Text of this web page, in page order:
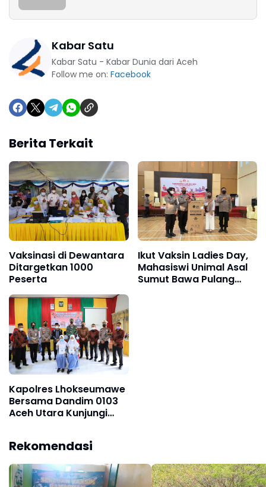
Kabar Satu
Kabar Satu - Kabar Dunia dari Aceh
Follow me on: Facebook
Berita Terkait
Vaksinasi di Dewantara
Ditargetkan 1000
Peserta
Ikut Vaksin Ladies Day,
Mahasiswi Unimal Asal
Sumut Bawa Pulang
Kapolres Lhokseumawe
Bersama Dandim 0103
Aceh Utara Kunjungi
Rekomendasi